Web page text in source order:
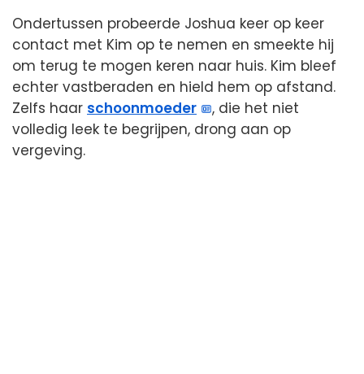
Ondertussen probeerde Joshua keer op keer
contact met Kim op te nemen en smeekte hij
om terug te mogen keren naar huis. Kim bleef
echter vastberaden en hield hem op afstand.
Zelfs haar schoonmoeder
, die het niet
volledig leek te begrijpen, drong aan op
vergeving.